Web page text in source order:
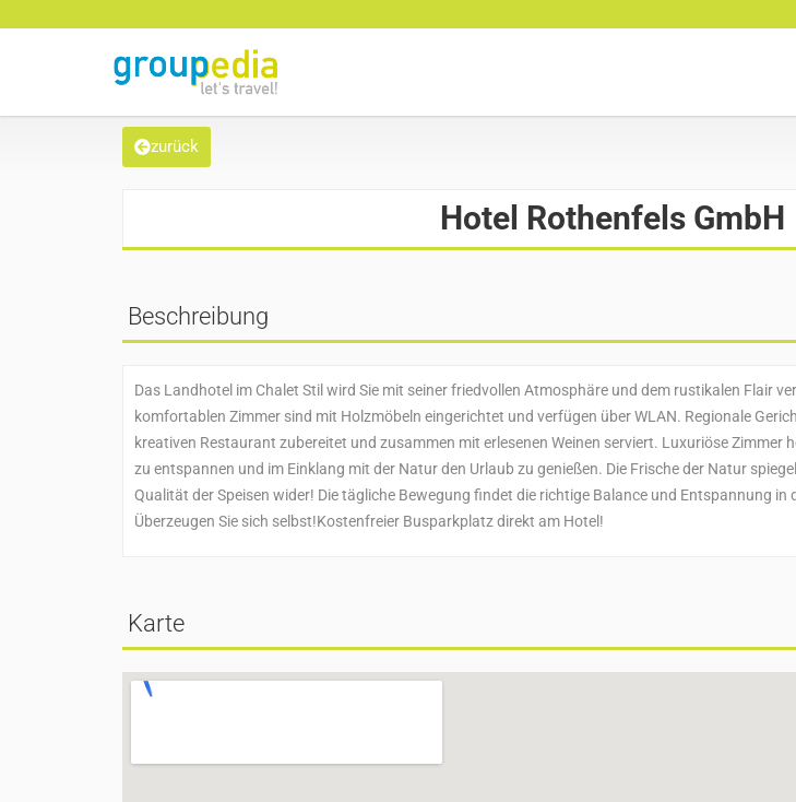
zurück
Hotel Rothenfels GmbH
Beschreibung
Das Landhotel im Chalet Stil wird Sie mit seiner friedvollen Atmosphäre und dem rustikalen Flair
komfortablen Zimmer sind mit Holzmöbeln eingerichtet und verfügen über WLAN. Regionale
kreativen Restaurant zubereitet und zusammen mit erlesenen Weinen serviert. Luxuriöse Zimmer
zu entspannen und im Einklang mit der Natur den Urlaub zu genießen. Die Frische der Natur
Qualität der Speisen wider! Die tägliche Bewegung findet die richtige Balance und Entspannung in
Überzeugen Sie sich selbst!Kostenfreier Busparkplatz direkt am Hotel!
Karte